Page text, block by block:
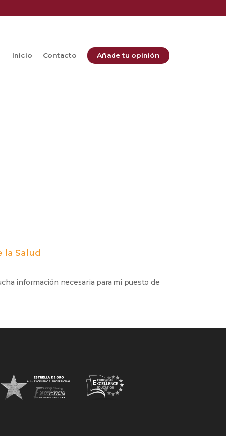
Inicio Contacto Añade tu opinión
la Salud
información necesaria para mi puesto de